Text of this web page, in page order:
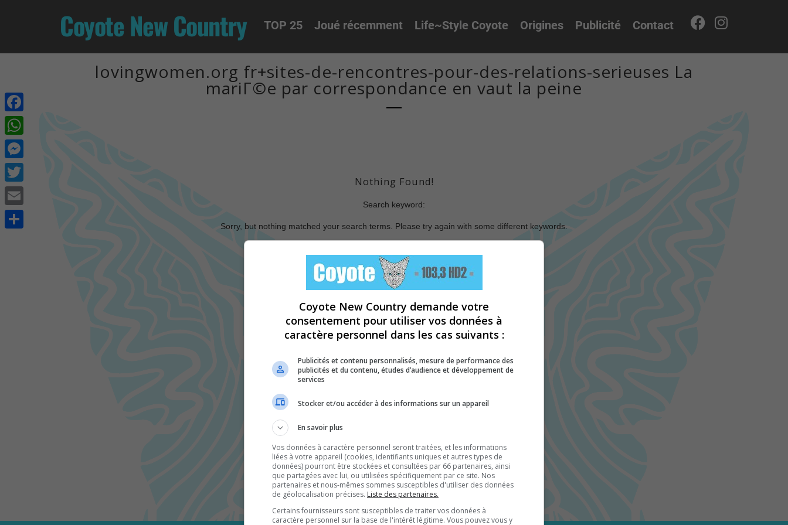
Coyote New Country TOP 25 Joué récemment Life~Style Coyote Origines Publicité Contact
lovingwomen.org fr+sites-de-rencontres-pour-des-relations-serieuses La
mariГ©e par correspondance en vaut la peine
Nothing Found!
Search keyword:
Sorry, but nothing matched your search terms. Please try again with some different keywords.
Facebook
WhatsApp
Messenger
Twitter
Email
Coyote New Country demande votre
consentement pour utiliser vos données à
caractère personnel dans les cas suivants :
Publicités et contenu personnalisés, mesure de performance des
publicités et du contenu, études d’audience et développement de
services
Stocker et/ou accéder à des informations sur un appareil
En savoir plus
Vos données à caractère personnel seront traitées, et les informations
liées à votre appareil (cookies, identifiants uniques et autres types de
données) pourront être stockées et consultées par 66 partenaires, ainsi
que partagées avec lui, ou utilisées spécifiquement par ce site. Nos
partenaires et nous-mêmes sommes susceptibles d'utiliser des données
de géolocalisation précises. Liste des partenaires.
Certains fournisseurs sont susceptibles de traiter vos données à
caractère personnel sur la base de l'intérêt légitime. Vous pouvez vous y